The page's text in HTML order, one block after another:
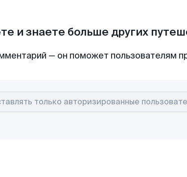
и знаете больше других
— он поможет пользователям